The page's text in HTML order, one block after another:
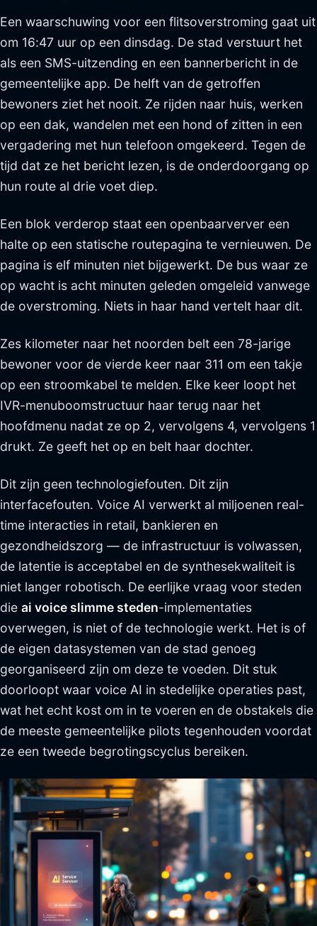
Een waarschuwing voor een flitsoverstroming gaat uit
om 16:47 uur op een dinsdag. De stad verstuurt het
als een SMS-uitzending en een bannerbericht in de
gemeentelijke app. De helft van de getroffen
bewoners ziet het nooit. Ze rijden naar huis, werken
op een dak, wandelen met een hond of zitten in een
vergadering met hun telefoon omgekeerd. Tegen de
tijd dat ze het bericht lezen, is de onderdoorgang op
hun route al drie voet diep.
Een blok verderop staat een openbaarverver een
halte op een statische routepagina te vernieuwen. De
pagina is elf minuten niet bijgewerkt. De bus waar ze
op wacht is acht minuten geleden omgeleid vanwege
de overstroming. Niets in haar hand vertelt haar dit.
Zes kilometer naar het noorden belt een 78-jarige
bewoner voor de vierde keer naar 311 om een takje
op een stroomkabel te melden. Elke keer loopt het
IVR-menuboomstructuur haar terug naar het
hoofdmenu nadat ze op 2, vervolgens 4, vervolgens 1
drukt. Ze geeft het op en belt haar dochter.
Dit zijn geen technologiefouten. Dit zijn
interfacefouten. Voice AI verwerkt al miljoenen real-
time interacties in retail, bankieren en
gezondheidszorg — de infrastructuur is volwassen,
de latentie is acceptabel en de synthesekwaliteit is
niet langer robotisch. De eerlijke vraag voor steden
die ai voice slimme steden-implementaties
overwegen, is niet of de technologie werkt. Het is of
de eigen datasystemen van de stad genoeg
georganiseerd zijn om deze te voeden. Dit stuk
doorloopt waar voice AI in stedelijke operaties past,
wat het echt kost om in te voeren en de obstakels die
de meeste gemeentelijke pilots tegenhouden voordat
ze een tweede begrotingscyclus bereiken.